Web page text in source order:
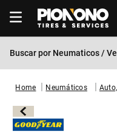
Buscar por Neumaticos /
Neumáticos